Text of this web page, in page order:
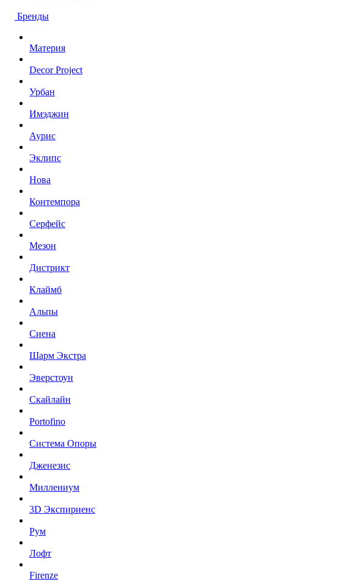
Бренды
Материя
Decor Project
Урбан
Имэджин
Аурис
Эклипс
Нова
Контемпора
Серфейс
Мезон
Дистрикт
Клаймб
Альпы
Сиена
Шарм Экстра
Эверстоун
Скайлайн
Portofino
Система Опоры
Дженезис
Миллениум
3D Экспириенс
Рум
Лофт
Firenze